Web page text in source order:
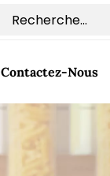
Contactez-Nous